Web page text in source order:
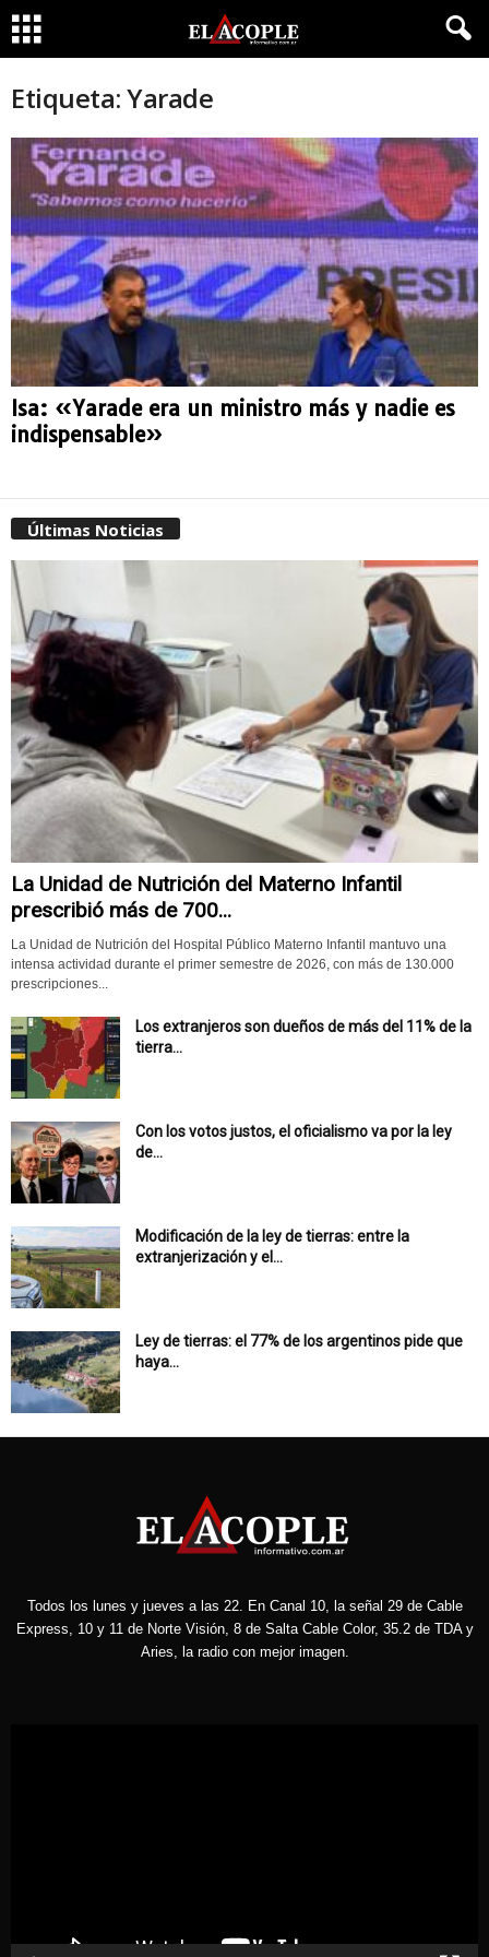
Etiqueta: Yarade
Isa: «Yarade era un ministro más y nadie es
indispensable»
Últimas Noticias
La Unidad de Nutrición del Materno Infantil
prescribió más de 700...
La Unidad de Nutrición del Hospital Público Materno Infantil mantuvo una
intensa actividad durante el primer semestre de 2026, con más de 130.000
prescripciones...
Los extranjeros son dueños de más del 11% de la
tierra...
Con los votos justos, el oficialismo va por la ley
de...
Modificación de la ley de tierras: entre la
extranjerización y el...
Ley de tierras: el 77% de los argentinos pide que
haya...
Todos los lunes y jueves a las 22. En Canal 10, la señal 29 de Cable
Express, 10 y 11 de Norte Visión, 8 de Salta Cable Color, 35.2 de TDA y
Aries, la radio con mejor imagen.